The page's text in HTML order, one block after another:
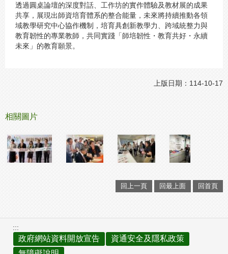
透過圓桌論壇的深度對話、工作坊的實作體驗及教材展的成果
共享，展現出師資培育體系的整合能量，未來將持續推動各領
域教學研究中心協作機制，培育具創新教學力、跨域統整力與
教育韌性的專業教師，共同實踐「師培韌性・教育共好・永續
未來」的教育願景。
上版日期：114-10-17
相關圖片
回上一頁 回最上面 回首頁
:::
政府網站資料開放宣告
資通安全及隱私政策